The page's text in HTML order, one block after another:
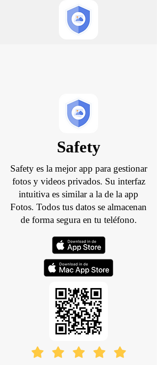
Safety
Safety es la mejor app para gestionar
fotos y videos privados. Su interfaz
intuitiva es similar a la de la app
Fotos. Todos tus datos se almacenan
de forma segura en tu teléfono.